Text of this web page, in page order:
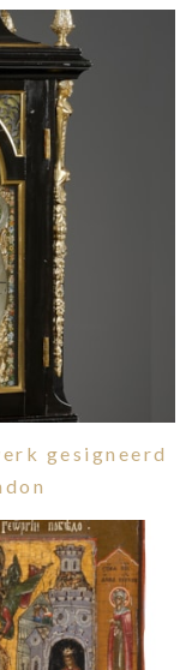
gesigneerd